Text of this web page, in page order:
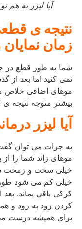
آیا لیزر به هم
نتیجه ی
زمان
شما به طور قطع در
نمی کنید اما بعد
موهای اضافی خلاص
بیشتر متوجه نتیجه
آیا لیزر
به جرات می توان
موهای زائد شما را از
خیلی سخت و زمخت
خیلی کم می شود
کرکی باقی بماند. بعد
کردن زود به زود و
برای همیشه درست